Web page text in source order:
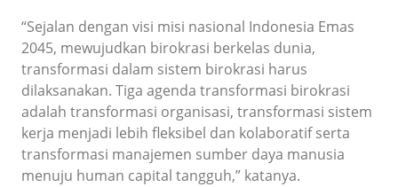
“Sejalan dengan visi misi nasional Indonesia Emas
2045, mewujudkan birokrasi berkelas dunia,
transformasi dalam sistem birokrasi harus
dilaksanakan. Tiga agenda transformasi birokrasi
adalah transformasi organisasi, transformasi sistem
kerja menjadi lebih fleksibel dan kolaboratif serta
transformasi manajemen sumber daya manusia
menuju human capital tangguh,” katanya.